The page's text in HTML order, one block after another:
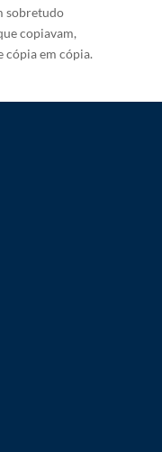
sobretudo
copiavam,
cópia em cópia.